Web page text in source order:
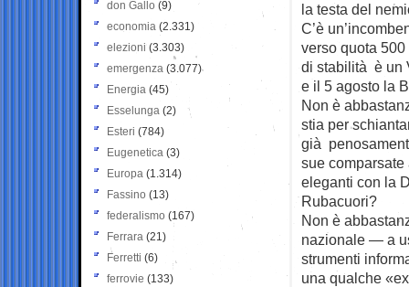
la testa del
C’è
verso quota
di stabilità è un
e il 5 agosto la
Non è
stia per
già
sue
eleganti con la
Rubacuori?
Non è
nazionale — a
strumenti
una qualche
don Gallo (9)
economia (2.331)
elezioni (3.303)
emergenza (3.077)
Energia (45)
Esselunga (2)
Esteri (784)
Eugenetica (3)
Europa (1.314)
Fassino (13)
federalismo (167)
Ferrara (21)
Ferretti (6)
ferrovie (133)